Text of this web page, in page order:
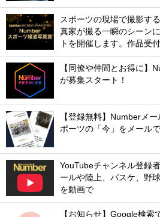
スポーツの現場で撮影す
真家が撮る一瞬のシーン
トを開催します。作品受付
【同僚や仲間とお得に】
が募集スタート！
【登録無料】Numberメ
ポーツの「今」をメール
YouTubeチャンネル登録
ールや陸上、バスケ、野
を動画で
【お知らせ】Google検